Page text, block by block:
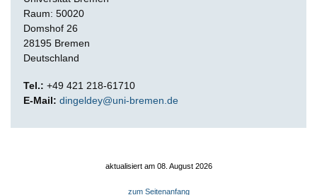
Raum: 50020
Domshof 26
28195 Bremen
Deutschland
Tel.: +49 421 218-61710
E-Mail: dingeldey@uni-bremen.de
aktualisiert am 08. August 2026
zum Seitenanfang